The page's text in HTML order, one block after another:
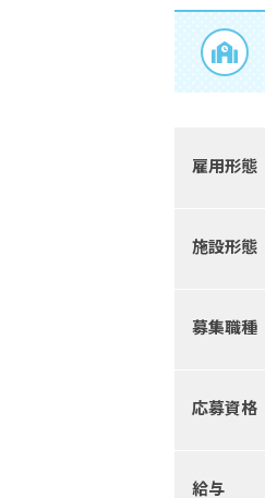
雇用形態
施設形態
募集職種
応募資格
給与